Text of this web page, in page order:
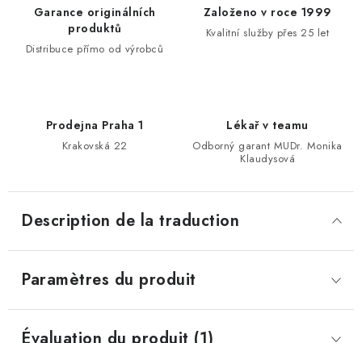
Garance originálních
produktů
Distribuce přímo od výrobců
Založeno v roce 1999
Kvalitní služby přes 25 let
Prodejna Praha 1
Krakovská 22
Lékař v teamu
Odborný garant MUDr. Monika
Klaudysová
Description de la traduction
Paramètres du produit